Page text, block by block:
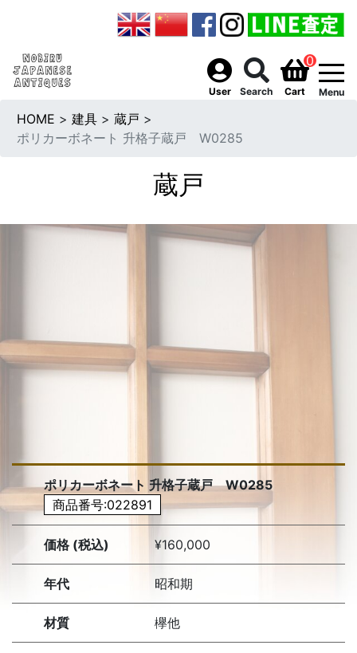
User Search
0
Cart Menu
HOME > 建具 > 蔵戸 >
ポリカーボネート 升格子蔵戸 W0285
蔵戸
ポリカーボネート 升格子蔵戸 W0285
商品番号:022891
価格 (税込) ¥160,000
年代 昭和期
材質 欅他